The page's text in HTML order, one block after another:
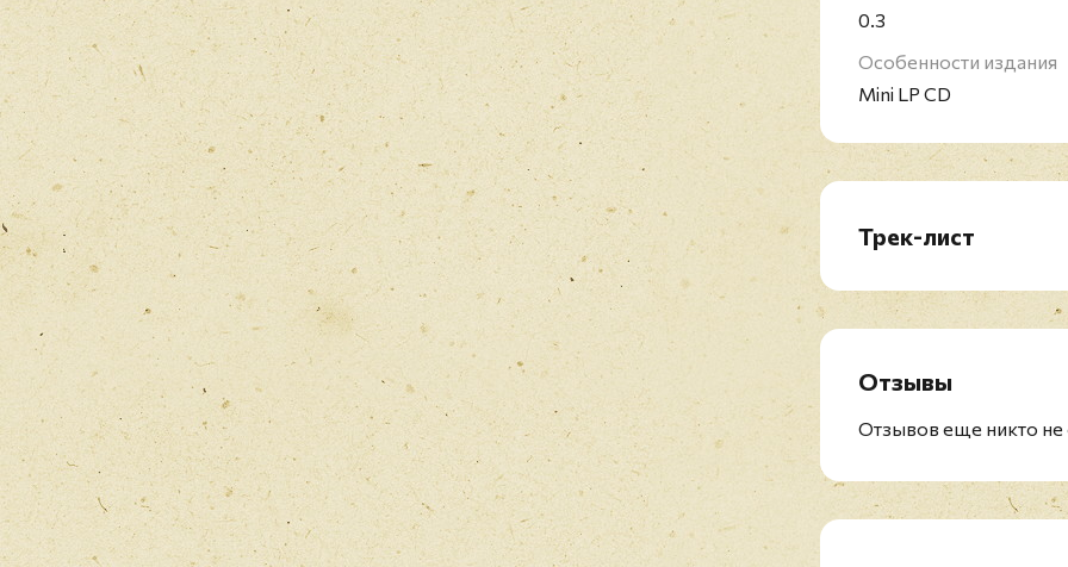
0.3
Особенности издания
Mini LP CD
Трек-лист
CD2: Songs from a
CD3: Songs of Love and
Отзывы
Отзывов еще никто не